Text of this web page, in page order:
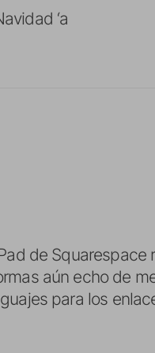
‘a
de
aún echo de
para los